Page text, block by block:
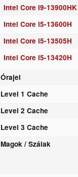
Intel Core i9-13900HK
Intel Core i5-13600H
Intel Core i5-13505H
Intel Core i5-13420H
Órajel
Level 1 Cache
Level 2 Cache
Level 3 Cache
Magok / Szálak